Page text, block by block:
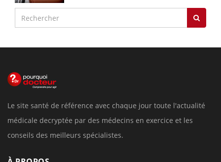
Le site santé de référence avec chaque jour toute l'actualité
médicale decryptée par des médecins en exercice et les
conseils des meilleurs spécialistes.